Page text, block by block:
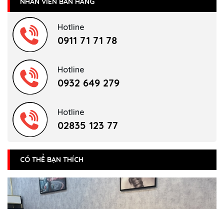
Hotline
0911 71 71 78
Hotline
0932 649 279
Hotline
02835 123 77
CÓ THỂ BẠN THÍCH